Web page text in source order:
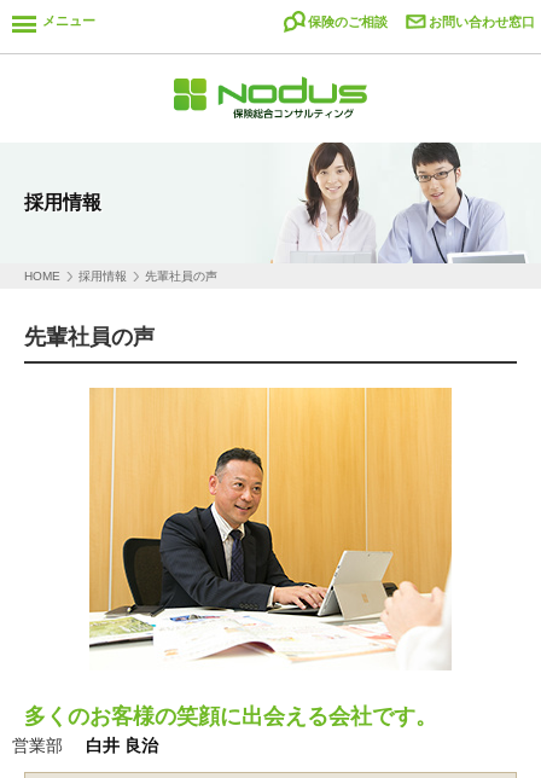
メニュー 保険のご相談 お問い合わせ窓口
採用情報
HOME 採用情報 先輩社員の声
先輩社員の声
多くのお客様の笑顔に出会える会社です。
営業部 白井 良治